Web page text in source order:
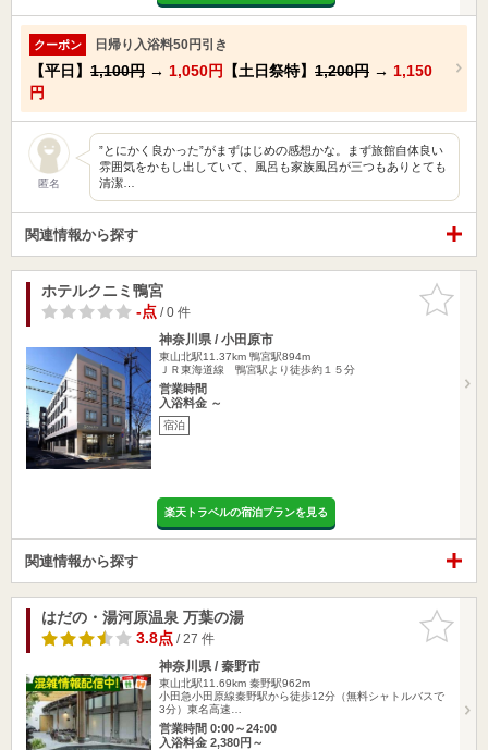
クーポン 日帰り入浴料50円引き
【平日】 1,100円 → 1,050円 【土日祭特】 1,200円 → 1,150
円
匿名
”とにかく良かった”がまずはじめの感想かな。まず旅館自体良い
雰囲気をかもし出していて、風呂も家族風呂が三つもありとても
清潔…
関連情報から探す
お気に入
りに追加
ホテルクニミ鴨宮
-点/ 0 件
神奈川県 / 小田原市
東山北駅11.37km 鴨宮駅894m
ＪＲ東海道線 鴨宮駅より徒歩約１５分
営業時間
入浴料金 ～
宿泊
楽天トラベルの宿泊プランを見る
関連情報から探す
お気に入
りに追加
はだの・湯河原温泉 万葉の湯
3.8点/ 27 件
神奈川県 / 秦野市
東山北駅11.69km 秦野駅962m
小田急小田原線秦野駅から徒歩12分（無料シャトルバスで
3分）東名高速…
営業時間 0:00～24:00
入浴料金 2,380円～